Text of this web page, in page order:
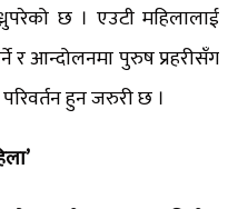
छ । एउटी महिलालाई
र आन्दोलनमा पुरुष प्रहरीसँग
हुन जरुरी छ ।